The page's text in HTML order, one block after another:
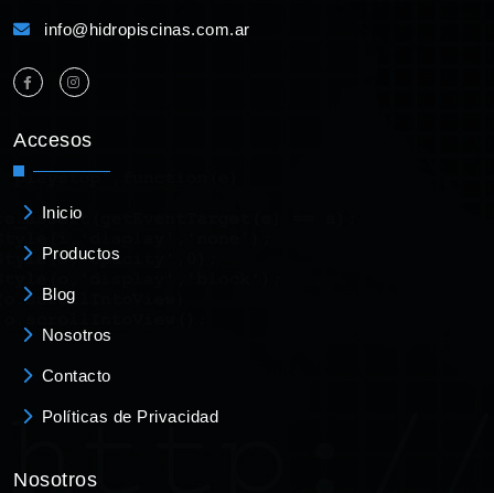
info@hidropiscinas.com.ar
Accesos
Inicio
Productos
Blog
Nosotros
Contacto
Políticas de Privacidad
Nosotros